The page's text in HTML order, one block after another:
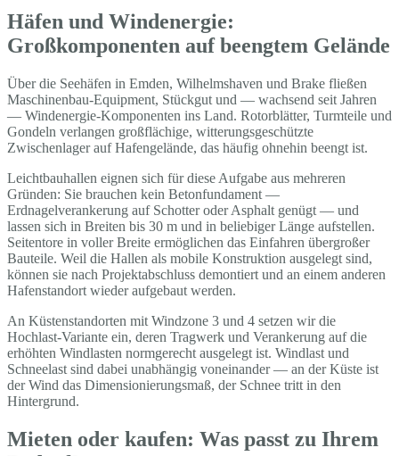
Häfen und Windenergie:
Großkomponenten auf beengtem Gelände
Über die Seehäfen in Emden, Wilhelmshaven und Brake fließen
Maschinenbau-Equipment, Stückgut und — wachsend seit Jahren
— Windenergie-Komponenten ins Land. Rotorblätter, Turmteile und
Gondeln verlangen großflächige, witterungsgeschützte
Zwischenlager auf Hafengelände, das häufig ohnehin beengt ist.
Leichtbauhallen eignen sich für diese Aufgabe aus mehreren
Gründen: Sie brauchen kein Betonfundament —
Erdnagelverankerung auf Schotter oder Asphalt genügt — und
lassen sich in Breiten bis 30 m und in beliebiger Länge aufstellen.
Seitentore in voller Breite ermöglichen das Einfahren übergroßer
Bauteile. Weil die Hallen als mobile Konstruktion ausgelegt sind,
können sie nach Projektabschluss demontiert und an einem anderen
Hafenstandort wieder aufgebaut werden.
An Küstenstandorten mit Windzone 3 und 4 setzen wir die
Hochlast-Variante ein, deren Tragwerk und Verankerung auf die
erhöhten Windlasten normgerecht ausgelegt ist. Windlast und
Schneelast sind dabei unabhängig voneinander — an der Küste ist
der Wind das Dimensionierungsmaß, der Schnee tritt in den
Hintergrund.
Mieten oder kaufen: Was passt zu Ihrem